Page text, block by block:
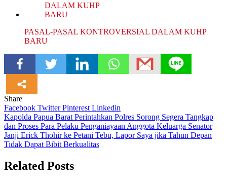
PASAL-PASAL KONTROVERSIAL DALAM KUHP
BARU
Share
Facebook TwitterPinterest Linkedin
Navigasi
pos
Kapolda Papua Barat Perintahkan Polres Sorong Segera Tangkap
dan Proses Para Pelaku Penganiayaan Anggota Keluarga Senator
Janji Erick Thohir ke Petani Tebu, Lapor Saya jika Tahun Depan
Tidak Dapat Bibit Berkualitas
Related Posts